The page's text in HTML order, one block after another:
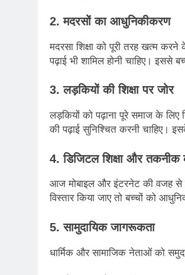
2. मदरसों का आधुनिकीकरण
मदरसा शिक्षा को पूरी तरह खत्म
पढ़ाई भी शामिल होनी चाहिए। इससे
3. लड़कियों की शिक्षा पर जोर
लड़कियों को पढ़ाना पूरे समाज के लिए
की पढ़ाई सुनिश्चित करनी चाहिए।
4. डिजिटल शिक्षा और तकनीक
आज मोबाइल और इंटरनेट की वजह से
विस्तार किया जाए तो बच्चों को
5. सामुदायिक जागरूकता
धार्मिक और सामाजिक नेताओं को